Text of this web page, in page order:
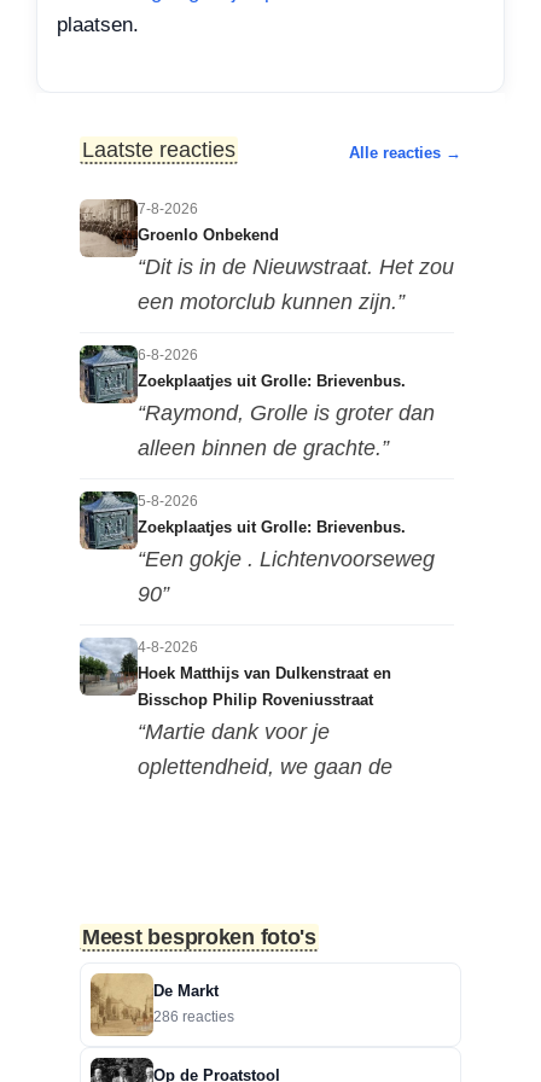
plaatsen.
Laatste reacties Alle reacties →
7-8-2026
Groenlo Onbekend
“Dit is in de Nieuwstraat. Het zou
een motorclub kunnen zijn.”
6-8-2026
Zoekplaatjes uit Grolle: Brievenbus.
“Raymond, Grolle is groter dan
alleen binnen de grachte.”
5-8-2026
Zoekplaatjes uit Grolle: Brievenbus.
“Een gokje . Lichtenvoorseweg
90”
4-8-2026
Hoek Matthijs van Dulkenstraat en
Bisschop Philip Roveniusstraat
“Martie dank voor je
oplettendheid, we gaan de
“Beste redactie, dit klopt niet. Dit
deel van de landbouwscho...”
3-8-2026
Hoek Matthijs van Dulkenstraat en
Meest besproken foto's
De Markt
286 reacties
Op de Proatstool